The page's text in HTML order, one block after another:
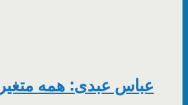
عباس عبدی: همه